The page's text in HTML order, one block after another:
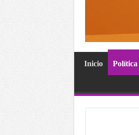
Inicio Política